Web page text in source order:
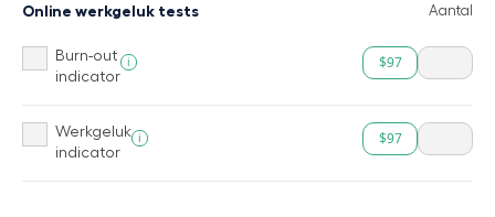
Online werkgeluk tests Aantal
Burn-out
indicator
i $97
Werkgeluk
indicator
i $97